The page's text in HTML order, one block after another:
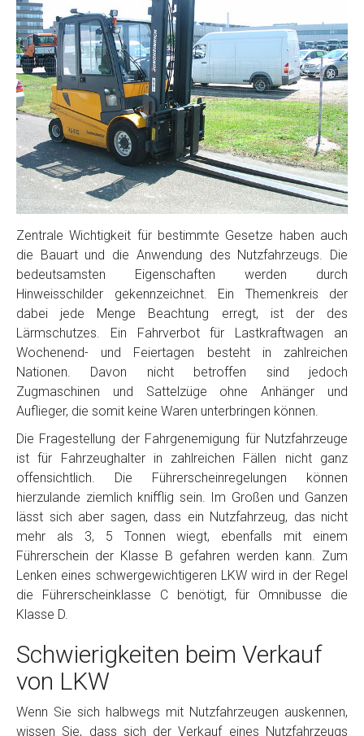
Zentrale Wichtigkeit für bestimmte Gesetze haben auch
die Bauart und die Anwendung des Nutzfahrzeugs. Die
bedeutsamsten Eigenschaften werden durch
Hinweisschilder gekennzeichnet. Ein Themenkreis der
dabei jede Menge Beachtung erregt, ist der des
Lärmschutzes. Ein Fahrverbot für Lastkraftwagen an
Wochenend- und Feiertagen besteht in zahlreichen
Nationen. Davon nicht betroffen sind jedoch
Zugmaschinen und Sattelzüge ohne Anhänger und
Auflieger, die somit keine Waren unterbringen können.
Die Fragestellung der Fahrgenemigung für Nutzfahrzeuge
ist für Fahrzeughalter in zahlreichen Fällen nicht ganz
offensichtlich. Die Führerscheinregelungen können
hierzulande ziemlich knifflig sein. Im Großen und Ganzen
lässt sich aber sagen, dass ein Nutzfahrzeug, das nicht
mehr als 3, 5 Tonnen wiegt, ebenfalls mit einem
Führerschein der Klasse B gefahren werden kann. Zum
Lenken eines schwergewichtigeren LKW wird in der Regel
die Führerscheinklasse C benötigt, für Omnibusse die
Klasse D.
Schwierigkeiten beim Verkauf
von LKW
Wenn Sie sich halbwegs mit Nutzfahrzeugen auskennen,
wissen Sie, dass sich der Verkauf eines Nutzfahrzeugs